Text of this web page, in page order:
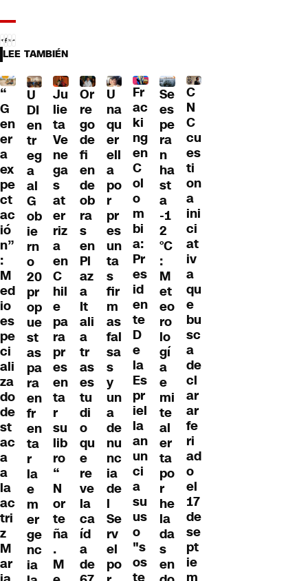
LEE TAMBIÉN
“
G
en
er
a
ex
pe
ct
ac
ió
n”
:
M
ed
io
es
pe
ci
ali
za
do
de
st
ac
a
a
la
ac
tri
z
M
ar
U
DI
en
tr
eg
a
al
G
ob
ie
rn
o
20
pr
op
ue
st
as
pa
ra
en
fr
en
ta
r
la
e
m
er
ge
nc
ia
Ju
lie
ta
Ve
ne
ga
s
at
er
riz
a
en
C
hil
e
pa
ra
pr
es
en
ta
r
su
lib
ro
“
N
or
te
ña
.
M
Or
re
go
de
fi
en
de
ob
ra
s
en
Pl
az
a
It
ali
a
tr
as
es
tu
di
o
qu
e
re
ve
la
ca
íd
a
de
U
na
qu
er
ell
a
po
r
pr
es
un
ta
s
fir
m
as
fal
sa
s
y
un
a
de
nu
nc
ia
de
l
Se
rv
el
po
Fr
ac
ki
ng
en
C
ol
o
m
bi
a:
Pr
es
id
en
te
D
e
la
Es
pr
iel
la
an
un
ci
a
su
us
o
"s
os
Se
es
pe
ra
n
ha
st
a
-1
2
°C
:
M
et
eo
ro
lo
gí
a
e
mi
te
al
er
ta
po
r
he
la
da
s
en
C
N
C
cu
es
ti
on
a
ini
ci
at
iv
a
qu
e
bu
sc
a
de
cl
ar
ar
fe
ri
ad
o
el
17
de
se
pt
ie